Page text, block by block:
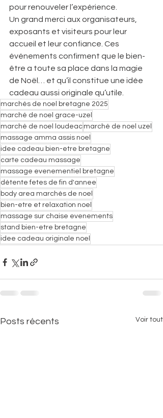
pour renouveler l’expérience.
Un grand merci aux organisateurs,
exposants et visiteurs pour leur
accueil et leur confiance. Ces
événements confirment que le bien-
être a toute sa place dans la magie
de Noël… et qu’il constitue une idée
cadeau aussi originale qu’utile.
marchés de noel bretagne 2025
marché de noel grace-uzel
marché de noel loudeac marché de noel uzel
massage amma assis noel
idee cadeau bien-etre bretagne
carte cadeau massage
massage evenementiel bretagne
détente fetes de fin d'annee
body area marchés de noel
bien-etre et relaxation noel
massage sur chaise evenements
stand bien-etre bretagne
idee cadeau originale noel
Posts récents Voir tout